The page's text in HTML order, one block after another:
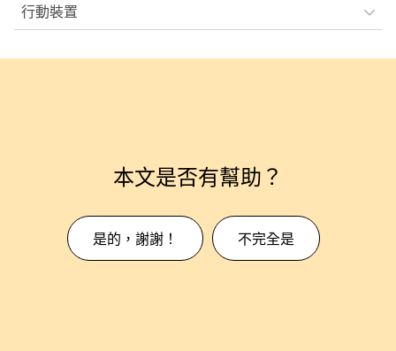
行動裝置
本文是否有幫助？
是的，謝謝！ 不完全是